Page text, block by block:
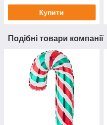
Купити
Подібні товари компанії